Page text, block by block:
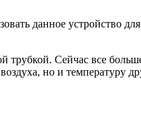
данное устройство
Сейчас все
но и температуру